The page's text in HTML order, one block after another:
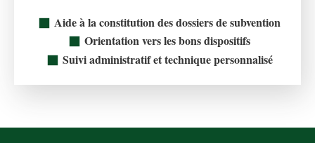
Aide à la constitution des dossiers de subvention
Orientation vers les bons dispositifs
Suivi administratif et technique personnalisé